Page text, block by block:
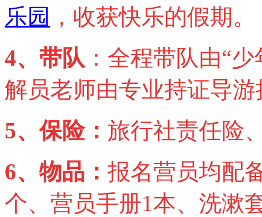
乐园 ，收获快乐的假期。
4、带队 ：全程带队由“
解员老师由专业持证导游
5、保险：旅行社责任险
6、物品：报名营员均配
个、营员手册1本、洗漱